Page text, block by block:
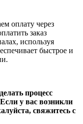
оплату через
заказ
используя
быстрое и
процесс
у вас возникли
свяжитесь с